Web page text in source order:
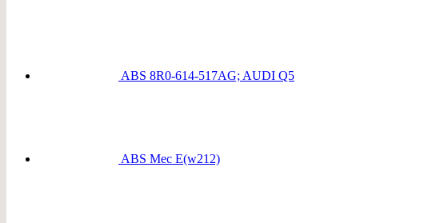
ABS 8R0-614-517AG; AUDI Q5
ABS Mec E(w212)